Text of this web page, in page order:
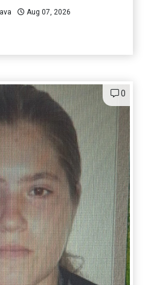
Aug 07, 2026
0